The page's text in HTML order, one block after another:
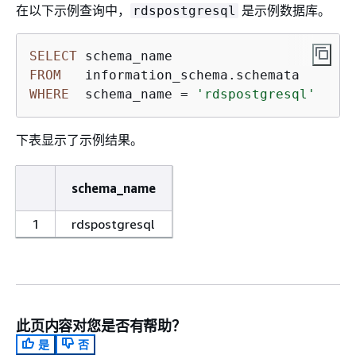
在以下示例查询中，
rdspostgresql 是示例数据库。
SELECT
FROM
WHERE
  schema_name
= 'rdspostgresql'
下表显示了示例结果。
schema_name
1 rdspostgresql
此页内容对您是否有帮助？
是
否